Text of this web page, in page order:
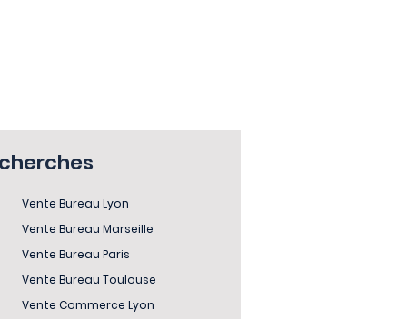
Vente Bureau Lyon
Vente Bureau Marseille
Vente Bureau Paris
Vente Bureau Toulouse
Vente Commerce Lyon